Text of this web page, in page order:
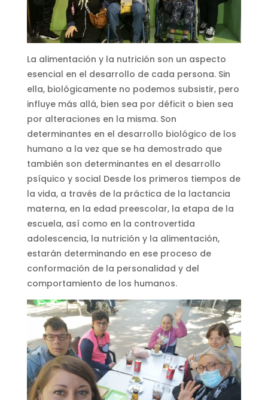
La alimentación y la nutrición son un aspecto
esencial en el desarrollo de cada persona. Sin
ella, biológicamente no podemos subsistir, pero
influye más allá, bien sea por déficit o bien sea
por alteraciones en la misma. Son
determinantes en el desarrollo biológico de los
humano a la vez que se ha demostrado que
también son determinantes en el desarrollo
psíquico y social Desde los primeros tiempos de
la vida, a través de la práctica de la lactancia
materna, en la edad preescolar, la etapa de la
escuela, así como en la controvertida
adolescencia, la nutrición y la alimentación,
estarán determinando en ese proceso de
conformación de la personalidad y del
comportamiento de los humanos.